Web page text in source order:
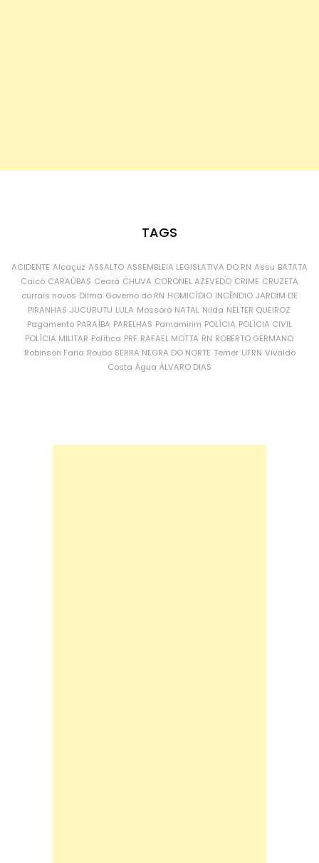
TAGS
ACIDENTE Alcaçuz ASSALTO ASSEMBLEIA LEGISLATIVA DO RN Assu BATATA
Caicó CARAÚBAS Ceará CHUVA CORONEL AZEVEDO CRIME CRUZETA
currais novos Dilma Governo do RN HOMICÍDIO INCÊNDIO JARDIM DE
PIRANHAS JUCURUTU LULA Mossoró NATAL Nilda NÉLTER QUEIROZ
Pagamento PARAÍBA PARELHAS Parnamirim POLÍCIA POLÍCIA CIVIL
POLÍCIA MILITAR Política PRF RAFAEL MOTTA RN ROBERTO GERMANO
Robinson Faria Roubo SERRA NEGRA DO NORTE Temer UFRN Vivaldo
Costa Água ÁLVARO DIAS